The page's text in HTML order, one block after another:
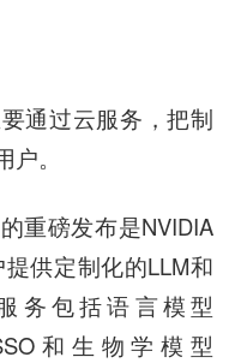
通过云服务，把制
。
重磅发布是NVIDIA
供定制化的LLM和
务包括语言模型
和生物学模型